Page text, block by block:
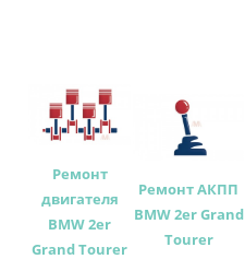
Ремонт
двигателя
BMW 2er
Grand Tourer
Ремонт АКПП
BMW 2er Grand
Tourer